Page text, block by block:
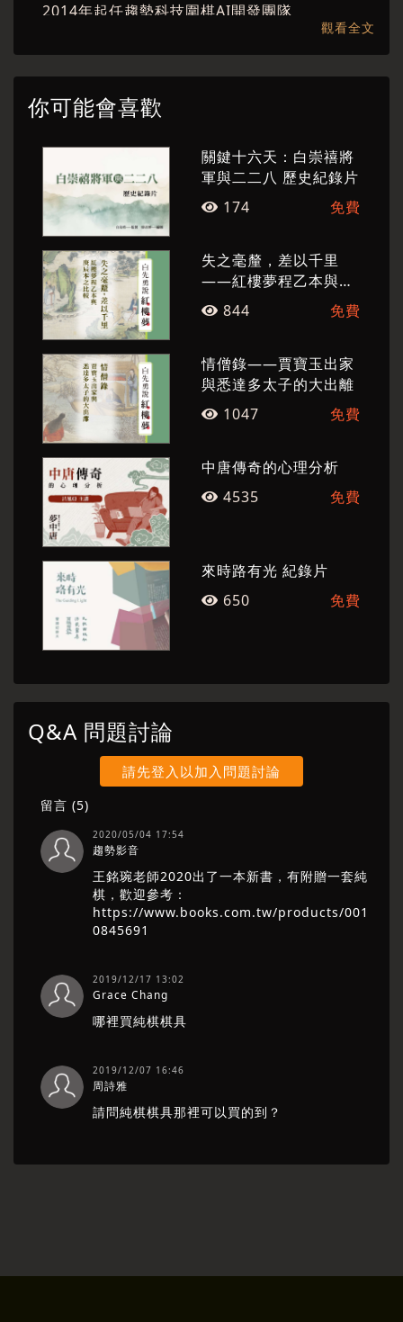
2014年起任趨勢科技圍棋AI開發團隊
「GoTrend」顧問。 中文著作有《新棋紀樂
園》、《棋士與AI》（大塊文化出版）《迎接AI
(岩波書店)等十數本，以及英文著作《Zone
觀看全文
你可能會喜歡
關鍵十六天：白崇禧將
軍與二二八 歷史紀錄片
174
免費
失之毫釐，差以千里
——紅樓夢程乙本與庚
辰本之比較
844 免費
情僧錄——賈寶玉出家
與悉達多太子的大出離
1047
免費
中唐傳奇的心理分析
4535
免費
來時路有光 紀錄片
650
免費
Q&A 問題討論
請先登入以加入問題討論
留言 (5)
2020/05/04 17:54
趨勢影音
王銘琬老師2020出了一本新書，有附贈一套純
棋，歡迎參考：
https://www.books.com.tw/products/001
0845691
2019/12/17 13:02
Grace Chang
哪裡買純棋棋具
2019/12/07 16:46
周詩雅
請問純棋棋具那裡可以買的到？